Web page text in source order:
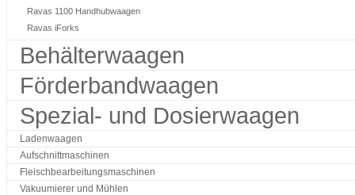
Ravas 1100 Handhubwaagen
Ravas iForks
Behälterwaagen
Förderbandwaagen
Spezial- und Dosierwaagen
Ladenwaagen
Aufschnittmaschinen
Fleischbearbeitungsmaschinen
Vakuumierer und Mühlen